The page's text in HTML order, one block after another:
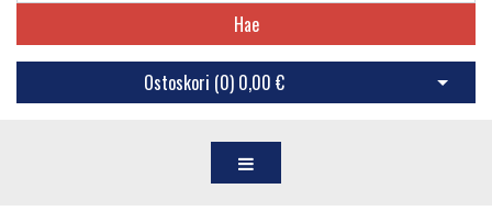
Hae
Ostoskori (0) 0,00 € Avaa